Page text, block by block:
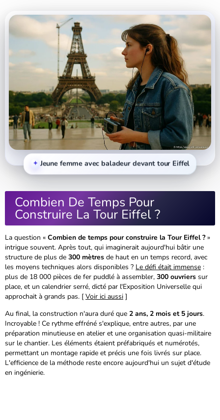
Jeune femme avec baladeur devant tour Eiffel
Combien De Temps Pour
Construire La Tour Eiffel ?
La question « Combien de temps pour construire la Tour Eiffel ?»
intrigue souvent. Après tout, qui imaginerait aujourd'hui bâtir une
structure de plus de 300 mètres de haut en un temps record, avec
les moyens techniques alors disponibles ? Le défi était immense :
plus de 18 000 pièces de fer puddlé à assembler, 300 ouvriers sur
place, et un calendrier serré, dicté par l'Exposition Universelle qui
approchait à grands pas. [Voir ici aussi ]
Au final, la construction n'aura duré que 2 ans, 2 mois et 5 jours.
Incroyable ! Ce rythme effréné s'explique, entre autres, par une
préparation minutieuse en atelier et une organisation quasi-militaire
sur le chantier. Les éléments étaient préfabriqués et numérotés,
permettant un montage rapide et précis une fois livrés sur place.
L'efficience de la méthode reste encore aujourd'hui un sujet d'étude
en ingénierie.